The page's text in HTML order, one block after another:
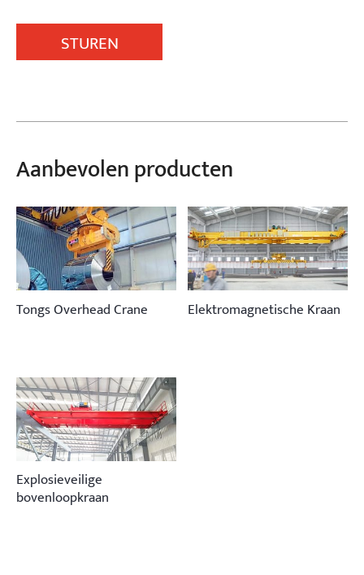
STUREN
Aanbevolen producten
Tongs Overhead Crane Elektromagnetische Kraan
Explosieveilige
bovenloopkraan